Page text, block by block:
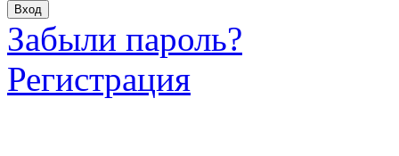
Забыли пароль?
Регистрация